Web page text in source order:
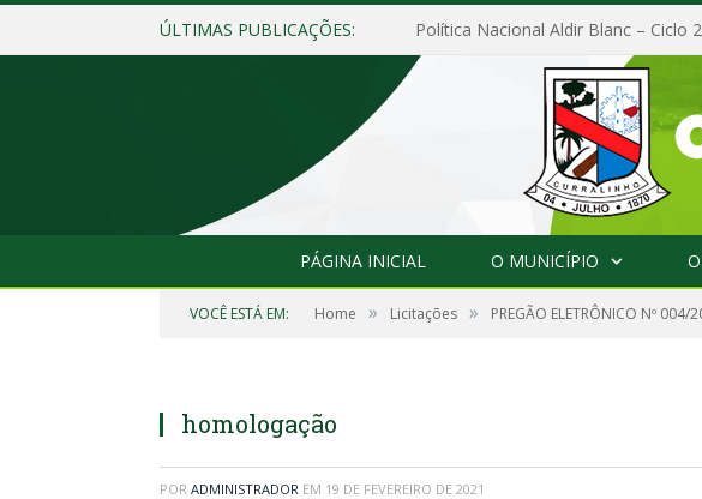
ÚLTIMAS PUBLICAÇÕES: Política Nacional Aldir Blanc – Ciclo 2
PÁGINA INICIAL O MUNICÍPIO
VOCÊ ESTÁ EM: Home » Licitações » PREGÃO ELETRÔNICO Nº 004/
homologação
POR ADMINISTRADOR EM 19 DE FEVEREIRO DE 2021